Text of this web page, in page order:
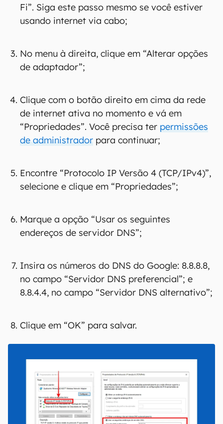
Fi”. Siga este passo mesmo se você estiver
usando internet via cabo;
No menu à direita, clique em “Alterar opções
de adaptador”;
Clique com o botão direito em cima da rede
de internet ativa no momento e vá em
“Propriedades”. Você precisa ter permissões
de administrador para continuar;
Encontre “Protocolo IP Versão 4 (TCP/IPv4)”,
selecione e clique em “Propriedades”;
Marque a opção “Usar os seguintes
endereços de servidor DNS”;
Insira os números do DNS do Google: 8.8.8.8,
no campo “Servidor DNS preferencial”; e
8.8.4.4, no campo “Servidor DNS alternativo”;
Clique em “OK” para salvar.